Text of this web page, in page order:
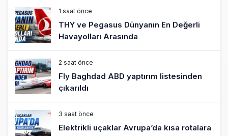
1 saat önce
THY ve Pegasus Dünyanın En Değerli
Havayolları Arasında
2 saat önce
Fly Baghdad ABD yaptırım listesinden
çıkarıldı
3 saat önce
Elektrikli uçaklar Avrupa’da kısa rotalara